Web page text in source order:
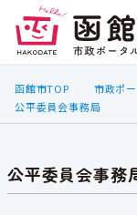
函館市TOP 市政ポ
公平委員会事務局
公平委員会事務